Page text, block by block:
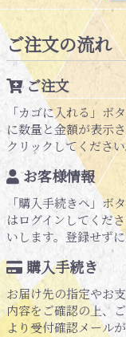
ご注文の流れ
ご注文
「カゴに入れる」ボ
に数量と金額が表示
クリックしてください
お客様情報
「購入手続きへ」ボ
はログインしてくだ
いします。登録せず
購入手続き
お届け先の指定やお
内容をご確認の上、
より受付確認メール